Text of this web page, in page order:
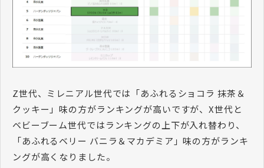
Z世代、ミレニアル世代では「あふれるショコラ 抹茶＆
クッキー」味の方がランキングが高いですが、X世代と
ベビーブーム世代ではランキングの上下が入れ替わり、
「あふれるベリー バニラ＆マカデミア」味の方がランキ
ングが高くなりました。